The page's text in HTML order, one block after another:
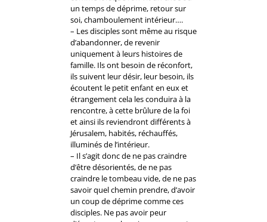
un temps de déprime, retour sur
soi, chamboulement intérieur….
– Les disciples sont même au risque
d’abandonner, de revenir
uniquement à leurs histoires de
famille. Ils ont besoin de réconfort,
ils suivent leur désir, leur besoin, ils
écoutent le petit enfant en eux et
étrangement cela les conduira à la
rencontre, à cette brûlure de la foi
et ainsi ils reviendront différents à
Jérusalem, habités, réchauffés,
illuminés de l’intérieur.
– Il s’agit donc de ne pas craindre
d’être désorientés, de ne pas
craindre le tombeau vide, de ne pas
savoir quel chemin prendre, d’avoir
un coup de déprime comme ces
disciples. Ne pas avoir peur